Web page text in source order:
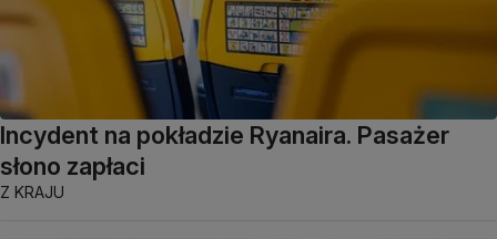
Incydent na pokładzie Ryanaira. Pasażer
słono zapłaci
Z KRAJU